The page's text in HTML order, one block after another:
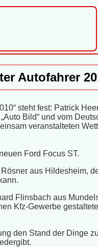
Autofahrer
steht fest: Patrick
Bild“ und vom
veranstalteten
Ford Focus ST.
aus Hildesheim,
Flinsbach aus
Kfz-Gewerbe
den Stand der Dinge